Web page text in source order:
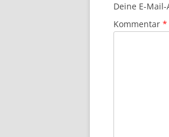
Deine E-
Kommentar *